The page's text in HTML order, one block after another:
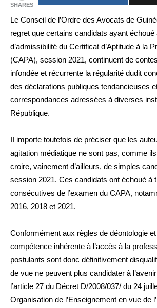
SHARES
Le Conseil de l’Ordre des Avocats de
regret que certains candidats ayant échoué
d’admissibilité du Certificat d’Aptitude à la
(CAPA), session 2021, continuent de
infondée et récurrente la régularité dudit
des déclarations publiques tendancieuses
correspondances adressées à diverses
République.
II importe toutefois de préciser que les
agitation médiatique ne sont pas, comme
croire, vainement d’ailleurs, de simples
session 2021. Ces candidats ont échoué à
consécutives de l’examen du CAPA,
2016, 2018 et 2021.
Conformément aux règles de déontologie et
compétence inhérente à l’accès à la
postulants sont donc définitivement
de vue ne peuvent plus candidater à
l’article 27 du Décret D/2008/037/ du 24
Organisation de l’Enseignement en vue de